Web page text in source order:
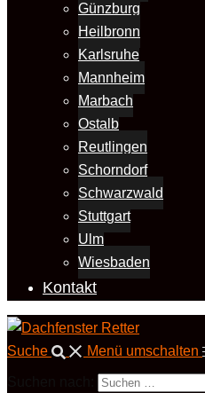
Günzburg
Heilbronn
Karlsruhe
Mannheim
Marbach
Ostalb
Reutlingen
Schorndorf
Schwarzwald
Stuttgart
Ulm
Wiesbaden
Kontakt
Suche Menü umschalten